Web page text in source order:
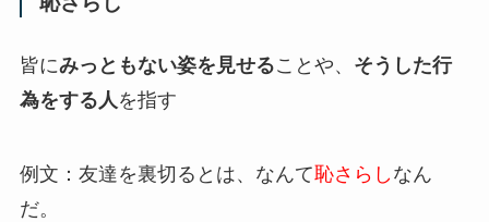
皆にみっともない姿を見せることや、 そうした行
為をする人を指す
例文：友達を裏切るとは、なんて恥さらし なん
だ。